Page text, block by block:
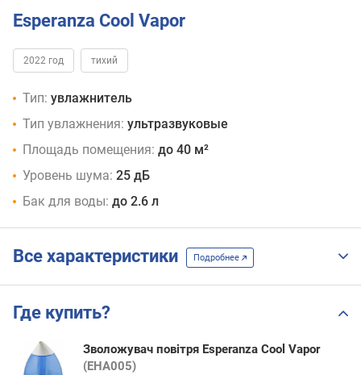
Esperanza Cool Vapor
2022 год тихий
Тип: увлажнитель
Тип увлажнения: ультразвуковые
Площадь помещения: до 40 м²
Уровень шума: 25 дБ
Бак для воды: до 2.6 л
Все характеристики Подробнее
Где купить?
Зволожувач повітря Esperanza Cool Vapor
(EHA005)